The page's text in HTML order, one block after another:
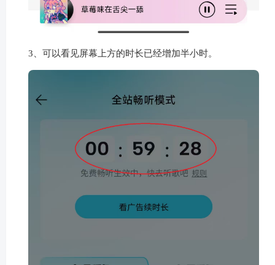
3、可以看见屏幕上方的时长已经增加半小时。